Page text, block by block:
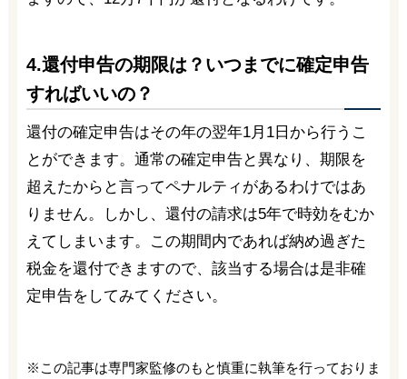
4.還付申告の期限は？いつまでに確定申告
すればいいの？
還付の確定申告はその年の翌年1月1日から行うこ
とができます。通常の確定申告と異なり、期限を
超えたからと言ってペナルティがあるわけではあ
りません。しかし、還付の請求は5年で時効をむか
えてしまいます。この期間内であれば納め過ぎた
税金を還付できますので、該当する場合は是非確
定申告をしてみてください。
※この記事は専門家監修のもと慎重に執筆を行っておりま